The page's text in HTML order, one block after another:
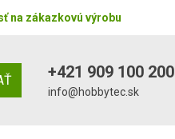
na zákazkovú výrobu
+421 909 100 200
info@hobbytec.sk